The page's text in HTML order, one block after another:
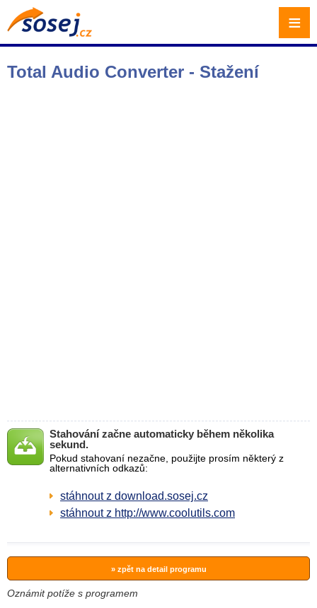
Total Audio Converter - Stažení
Stahování začne automaticky během několika
sekund.
Pokud stahovaní nezačne, použijte prosím některý z
alternativních odkazů:
stáhnout z download.sosej.cz
stáhnout z http://www.coolutils.com
» zpět na detail programu
Oznámit potíže s programem
≡